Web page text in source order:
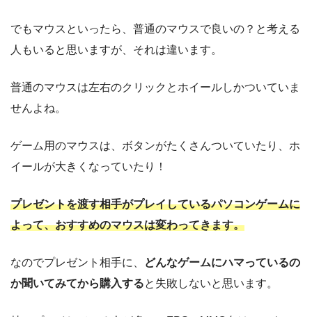
でもマウスといったら、普通のマウスで良いの？と考える
人もいると思いますが、それは違います。
普通のマウスは左右のクリックとホイールしかついていま
せんよね。
ゲーム用のマウスは、ボタンがたくさんついていたり、ホ
イールが大きくなっていたり！
プレゼントを渡す相手がプレイしているパソコンゲームに
よって、おすすめのマウスは変わってきます。
なのでプレゼント相手に、
どんなゲームにハマっているの
か聞いてみてから購入すると失敗しないと思います。